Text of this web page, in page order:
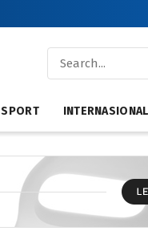
SPORT INTERNASIONAL